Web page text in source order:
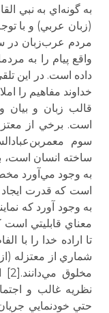
به گونه‌اي به نبي
(زبان عربي) و با
مردم عرب‌زبان در
واقع پيام را به
داده است. در اين
خداوند مفاهيم را
قالب زبان و بيان
است. برخي از
سوم
ساخته انسان است،
به وجود مي‌آورد
است كه قدرت ايجاد
به وجود آورد كه
معناي قابليتي است
شماري از معتزله
نظريه غالب و
حتي خودنمايي